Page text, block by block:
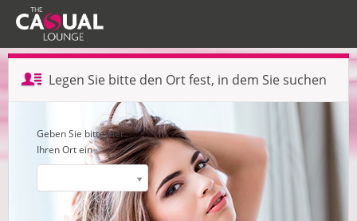
Profil erstellen — Schritt 1 von 3
Legen Sie bitte den Ort fest, in dem Sie suchen
Weiter
Geben Sie bitte hier
Ihren Ort ein